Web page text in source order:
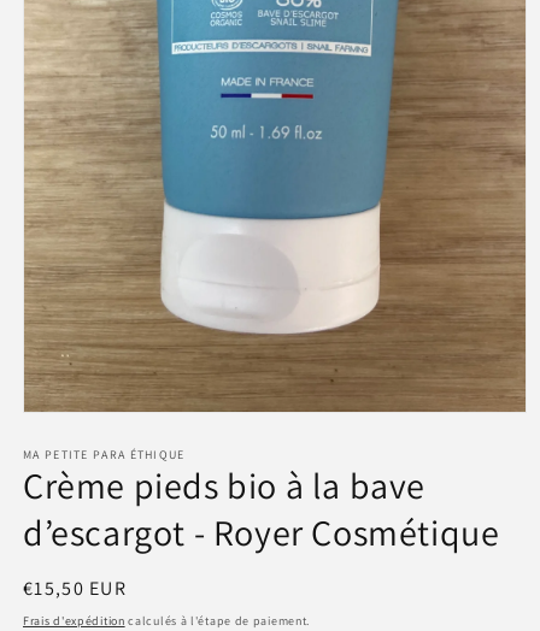
média
1
dans
fenêtre
modale
MA PETITE PARA ÉTHIQUE
Crème pieds bio à la bave
d’escargot - Royer Cosmétique
Prix
habituel
€15,50 EUR
Frais d'expédition calculés à l'étape de paiement.